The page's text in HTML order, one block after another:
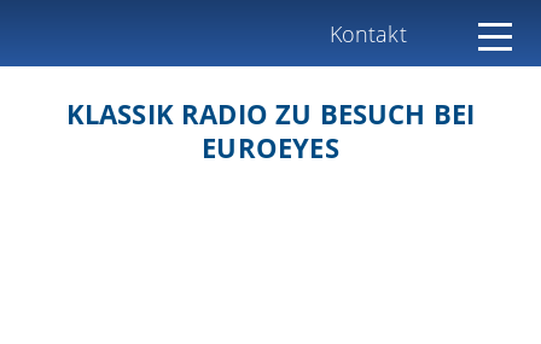
Kontakt
KLASSIK RADIO ZU BESUCH BEI
EUROEYES